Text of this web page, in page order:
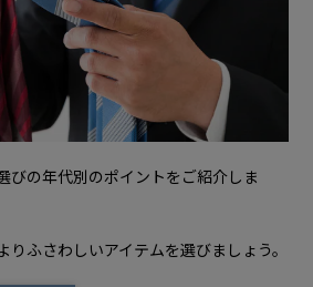
びの年代別のポイントをご紹介しま
りふさわしいアイテムを選びましょう。